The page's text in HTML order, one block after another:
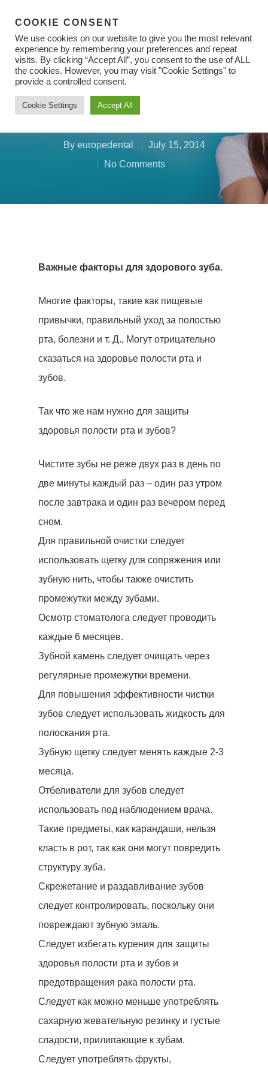
Hit enter to search or ESC to close
Dental Health
Что Можно Сделать Для
Здоровых Зубов?
By europedental
July 15, 2014
No Comments
Важные факторы для здорового зуба.
Многие факторы, такие как пищевые
привычки, правильный уход за полостью
рта, болезни и т. Д., Могут отрицательно
сказаться на здоровье полости рта и
зубов.
Так что же нам нужно для защиты
здоровья полости рта и зубов?
Чистите зубы не реже двух раз в день по
две минуты каждый раз – один раз утром
после завтрака и один раз вечером перед
сном.
Для правильной очистки следует
использовать щетку для сопряжения или
зубную нить, чтобы также очистить
промежутки между зубами.
Осмотр стоматолога следует проводить
каждые 6 месяцев.
Зубной камень следует очищать через
регулярные промежутки времени.
Для повышения эффективности чистки
зубов следует использовать жидкость для
полоскания рта.
Зубную щетку следует менять каждые 2-3
месяца.
Отбеливатели для зубов следует
использовать под наблюдением врача.
Такие предметы, как карандаши, нельзя
класть в рот, так как они могут повредить
структуру зуба.
Скрежетание и раздавливание зубов
следует контролировать, поскольку они
повреждают зубную эмаль.
Следует избегать курения для защиты
здоровья полости рта и зубов и
предотвращения рака полости рта.
Следует как можно меньше употреблять
сахарную жевательную резинку и густые
сладости, прилипающие к зубам.
Следует употреблять фрукты,
Начать Анализ »
Домой
Лечение
COOKIE CONSENT
We use cookies on our website to give you the most relevant
experience by remembering your preferences and repeat
visits. By clicking “Accept All”, you consent to the use of ALL
the cookies. However, you may visit "Cookie Settings" to
provide a controlled consent.
Cookie Settings Accept All